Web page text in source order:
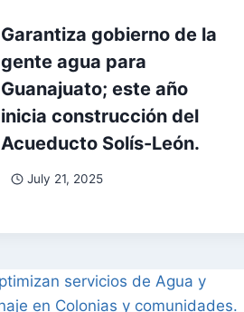
Garantiza gobierno de la
gente agua para
Guanajuato; este año
inicia construcción del
Acueducto Solís-León.
July 21, 2025